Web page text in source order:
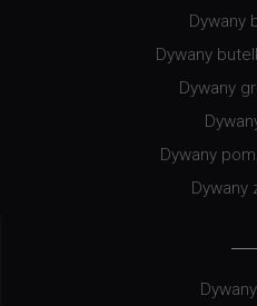
Dywany
Dywany
Dywany
Dywany
Dywany